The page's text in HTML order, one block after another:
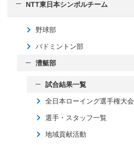
NTT東日本シンボルチーム
野球部
バドミントン部
漕艇部
試合結果一覧
全日本ローイング選手権大会
選手・スタッフ一覧
地域貢献活動